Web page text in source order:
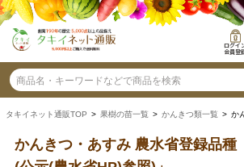
ログイ
会員登
タキイネット通販TOP > 果樹の苗一覧 > かんきつ類一覧 > か
かんきつ・あすみ 農水省登録品種